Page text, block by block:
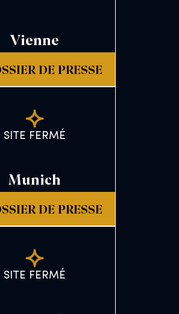
Vienne
DE PRESSE
SITE FERMÉ
Munich
DE PRESSE
SITE FERMÉ